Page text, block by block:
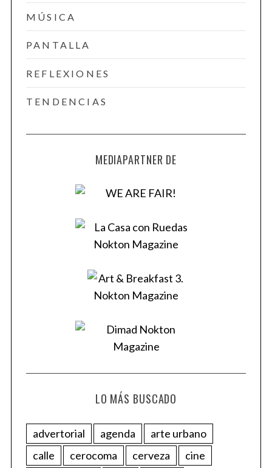
MÚSICA
PANTALLA
REFLEXIONES
TENDENCIAS
MEDIAPARTNER DE
LO MÁS BUSCADO
advertorial agenda
arte urbano
calle
cerocoma cerveza
cine